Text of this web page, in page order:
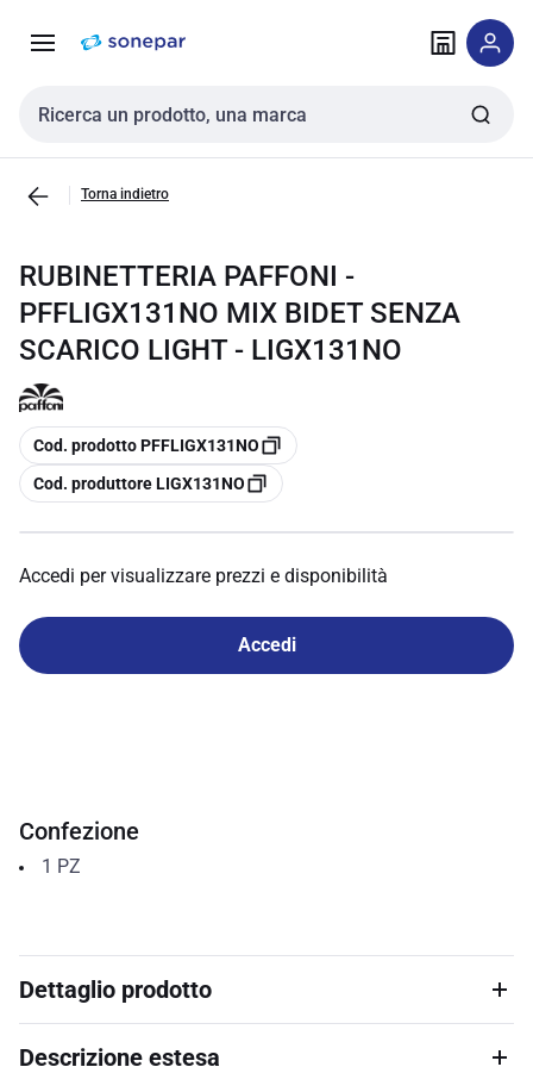
navigazione alla
Cerca input
Torna indietro
RUBINETTERIA PAFFONI -
PFFLIGX131NO MIX BIDET SENZA
SCARICO LIGHT - LIGX131NO
copia
Cod. prodotto PFFLIGX131NO
copia
Cod. produttore LIGX131NO
Accedi per visualizzare prezzi e disponibilità
Accedi
Confezione
1 PZ
Dettaglio prodotto
Descrizione estesa